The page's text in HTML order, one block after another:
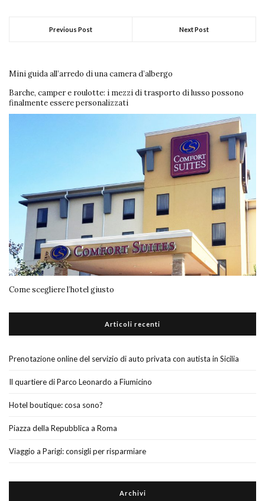
Previous Post Next Post
Mini guida all’arredo di una camera d’albergo
Barche, camper e roulotte: i mezzi di trasporto di lusso possono
finalmente essere personalizzati
Come scegliere l’hotel giusto
Articoli recenti
Prenotazione online del servizio di auto privata con autista in Sicilia
Il quartiere di Parco Leonardo a Fiumicino
Hotel boutique: cosa sono?
Piazza della Repubblica a Roma
Viaggio a Parigi: consigli per risparmiare
Archivi